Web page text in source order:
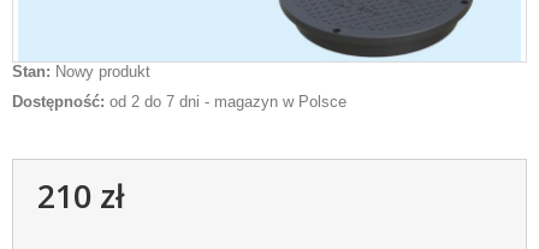
Stan: Nowy produkt
Dostępność: od 2 do 7 dni - magazyn w Polsce
210 zł